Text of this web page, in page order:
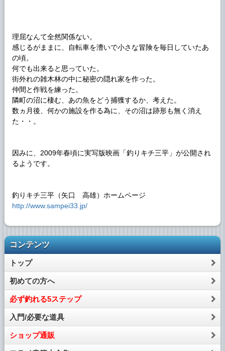
理屈なんて全然関係ない。
感じるがままに、自転車を漕いで小さな冒険を毎日していたあ
の頃。
何でも出来ると思っていた。
街外れの雑木林の中に秘密の隠れ家を作った。
仲間と作戦を練った。
隣町の沼に棲む、あの魚をどう捕獲するか、考えた。
数ヵ月後、何かの施設を作る為に、その沼は跡形も無く消え
た・・。
因みに、2009年春頃に実写版映画「釣りキチ三平」が公開され
るようです。
釣りキチ三平（矢口 高雄）ホームページ
http://www.sampei33.jp/
コンテンツ
トップ
初めての方へ
必ず釣れる5ステップ
入門/必要な道具
ショップ通販